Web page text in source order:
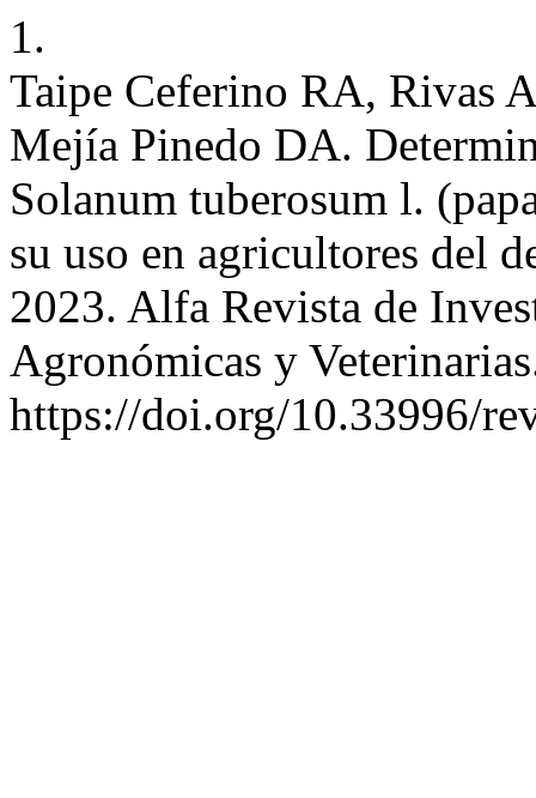
1.
Taipe Ceferino RA, Rivas
Mejía Pinedo DA.
Solanum tuberosum l.
su uso en agricultores del
2023. Alfa Revista de
Agronómicas y
https://doi.org/10.33996/